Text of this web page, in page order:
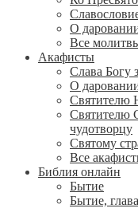
О
Вcе
Акафисты
Слава Богу
О
Святителю
Святителю
чудотворцу
Святому
Все
Библия онлайн
Бытие
Бытие,